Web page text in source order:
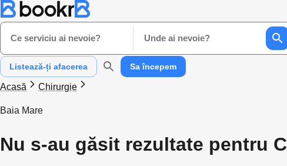
Ce serviciu ai nevoie? Unde ai nevoie?
Listează-ți afacerea Sa începem
Acasă Chirurgie
Baia Mare
Nu s-au găsit rezultate pentru